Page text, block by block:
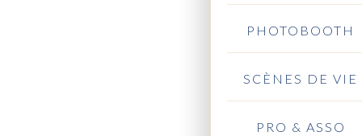
PHOTOBOOTH
SCÈNES DE VIE
PRO & ASSO